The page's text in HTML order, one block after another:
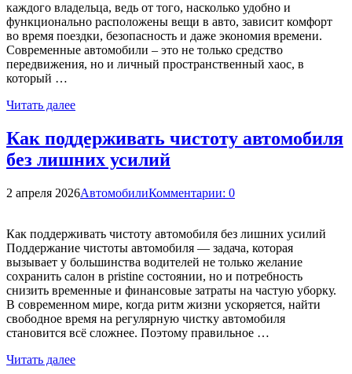
каждого владельца, ведь от того, насколько удобно и
функционально расположены вещи в авто, зависит комфорт
во время поездки, безопасность и даже экономия времени.
Современные автомобили – это не только средство
передвижения, но и личный пространственный хаос, в
который …
Читать далее
Как поддерживать чистоту автомобиля
без лишних усилий
2 апреля 2026АвтомобилиКомментарии: 0
Как поддерживать чистоту автомобиля без лишних усилий
Поддержание чистоты автомобиля — задача, которая
вызывает у большинства водителей не только желание
сохранить салон в pristine состоянии, но и потребность
снизить временные и финансовые затраты на частую уборку.
В современном мире, когда ритм жизни ускоряется, найти
свободное время на регулярную чистку автомобиля
становится всё сложнее. Поэтому правильное …
Читать далее